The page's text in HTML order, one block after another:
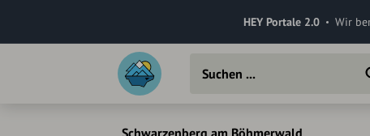
HEY Portale 2.0 Wir
Schwarzenberg am Böhmerwald